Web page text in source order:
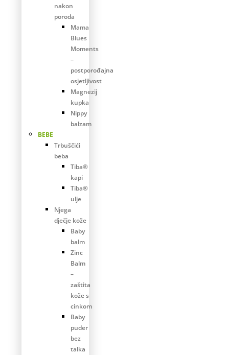
nakon
poroda
Mama
Blues
Moments
–
postporođajna
osjetljivost
Magnezij
kupka
Nippy
balzam
BEBE
Trbuščići
beba
Tiba®
kapi
Tiba®
ulje
Njega
dječje kože
Baby
balm
Zinc
Balm
–
zaštita
kože s
cinkom
Baby
puder
bez
talka